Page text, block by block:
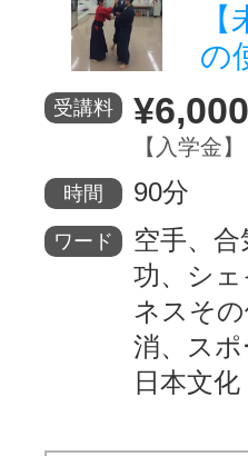
の
受講料 ¥6,000
【入学金
時間 90分
ワード
空手、
功、シ
ネスそ
消、ス
日本文化